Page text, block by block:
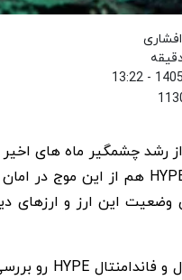
هم از این موج در
این ارز و ارزهای
فاندامنتال HYPE رو